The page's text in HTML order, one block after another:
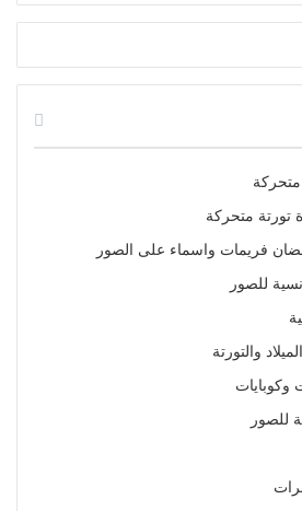
متحركة
فريمات واسماء على الصور
للصور
والتورتة
للصور